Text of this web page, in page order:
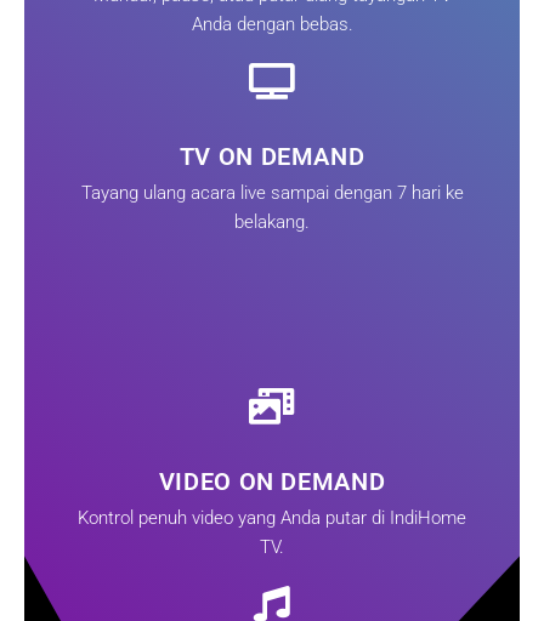
Anda dengan bebas.
TV ON DEMAND
Tayang ulang acara live sampai dengan 7 hari ke
belakang.
VIDEO ON DEMAND
Kontrol penuh video yang Anda putar di IndiHome
TV.